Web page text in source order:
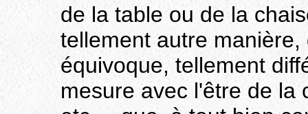
de la table ou de la
tellement autre
équivoque, tellement
mesure avec l'être de la